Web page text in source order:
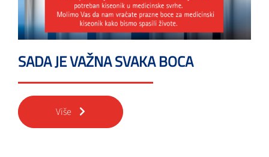
SADA JE VAŽNA SVAKA BOCA
Više